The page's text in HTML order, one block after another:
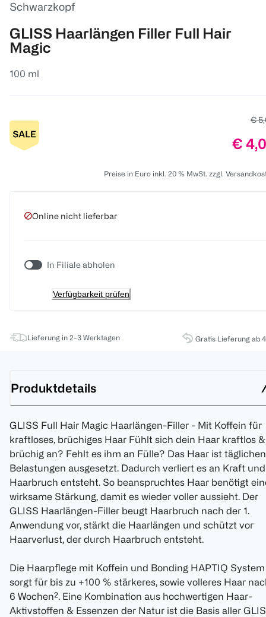
Schwarzkopf
GLISS Haarlängen Filler Full Hair
Magic
100 ml
€
€
Preise in Euro inkl. 20 % MwSt. zzgl.
Online nicht lieferbar
In Filiale abholen
Verfügbarkeit prüfen
Lieferung in 2-3 Werktagen Gratis Lieferung ab
Produktdetails
GLISS Full Hair Magic Haarlängen-Filler - Mit Koffein für
kraftloses, brüchiges Haar Fühlt sich dein Haar kraftlos &
brüchig an? Fehlt es ihm an Fülle? Das Haar ist täglichen
Belastungen ausgesetzt. Dadurch verliert es an Kraft und
Haarbruch entsteht. So beanspruchtes Haar benötigt
wirksame Stärkung, damit es wieder voller aussieht. Der
GLISS Haarlängen-Filler beugt Haarbruch nach der 1.
Anwendung vor, stärkt die Haarlängen und schützt vor
Haarverlust, der durch Haarbruch entsteht.
Die Haarpflege mit Koffein und Bonding HAPTIQ System
sorgt für bis zu +100 % stärkeres, sowie volleres Haar
6 Wochen². Eine Kombination aus hochwertigen Haar-
Aktivstoffen & Essenzen der Natur ist die Basis aller